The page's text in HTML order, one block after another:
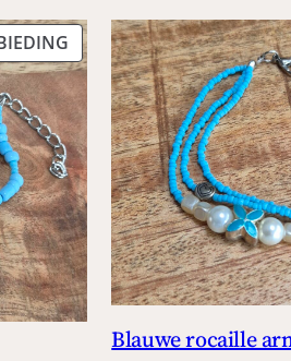
PRODUCT
IN
DE
UITVERKOOP
Blauwe rocaille